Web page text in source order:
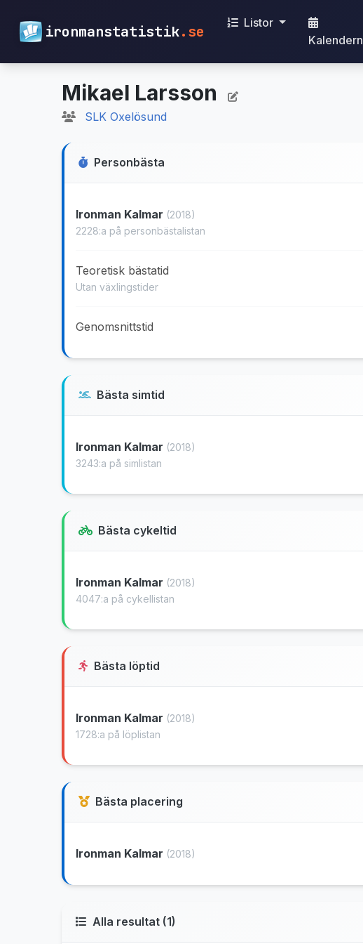
ironmanstatistik.se
Listor
Kalendern
Mikael Larsson
SLK Oxelösund
Personbästa
Ironman Kalmar (2018)
2228:a på personbästalistan
Teoretisk bästatid
Utan växlingstider
Genomsnittstid
Bästa simtid
Ironman Kalmar (2018)
3243:a på simlistan
Bästa cykeltid
Ironman Kalmar (2018)
4047:a på cykellistan
Bästa löptid
Ironman Kalmar (2018)
1728:a på löplistan
Bästa placering
Ironman Kalmar (2018)
Alla resultat (1)